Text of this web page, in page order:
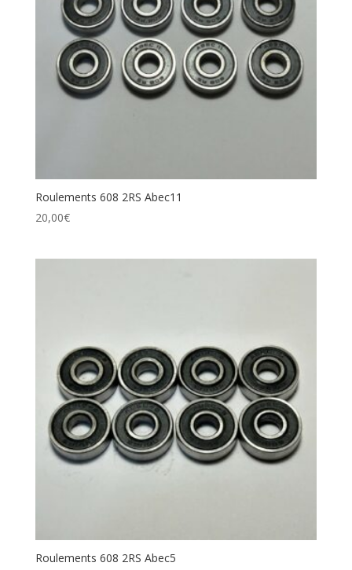
Roulements 608 2RS Abec11
20,00€
Roulements 608 2RS Abec5